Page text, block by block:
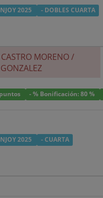
2025 - DOBLES CUARTA
MORENO/
- % Bonificación: 80 %
2025 - CUARTA